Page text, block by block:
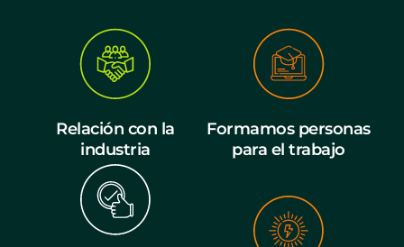
Relación con la
industria
Formamos personas
para el trabajo